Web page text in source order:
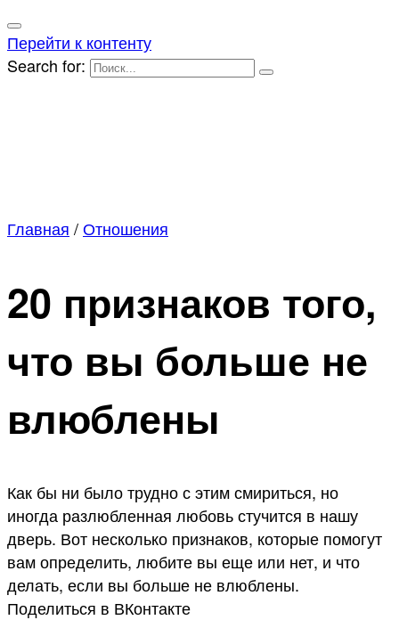
Перейти к контенту
Search for:
Главная /Отношения
20 признаков того,
что вы больше не
влюблены
Как бы ни было трудно с этим смириться, но
иногда разлюбленная любовь стучится в нашу
дверь. Вот несколько признаков, которые помогут
вам определить, любите вы еще или нет, и что
делать, если вы больше не влюблены.
Поделиться в ВКонтакте